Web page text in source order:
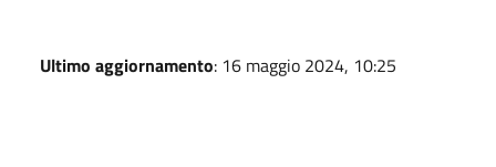
Ultimo aggiornamento: 16 maggio 2024, 10:25